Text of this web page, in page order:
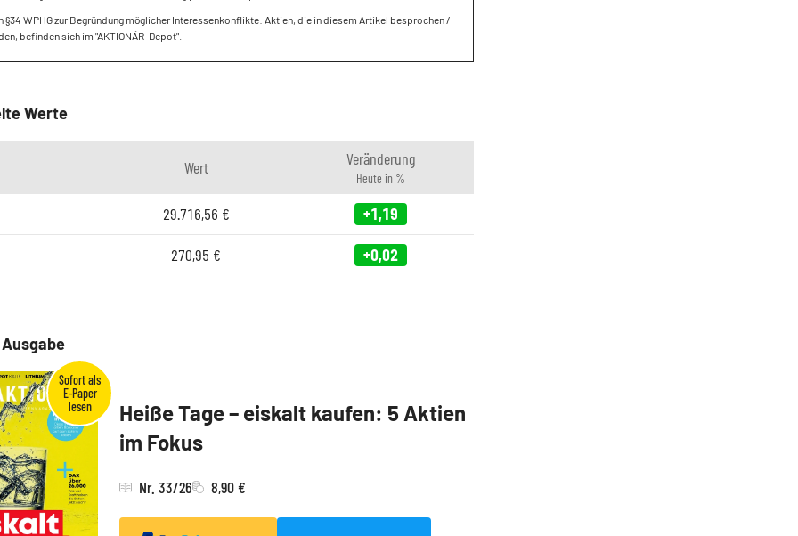
§34 WPHG zur Begründung möglicher Interessenkonflikte: Aktien, die in diesem Artikel besprochen /
befinden sich im "AKTIONÄR-Depot".
Werte
Wert Veränderung
Heute in %
29.716,56 € +1,19
270,95 € +0,02
Heiße Tage – eiskalt kaufen: 5 Aktien
im Fokus
Nr. 33/26 8,90 €